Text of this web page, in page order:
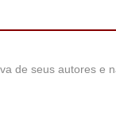
de seus autores e